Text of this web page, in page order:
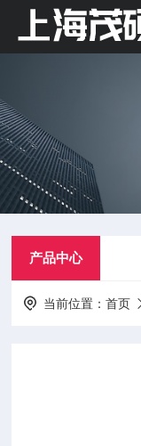
产品中心
当前位置：首页